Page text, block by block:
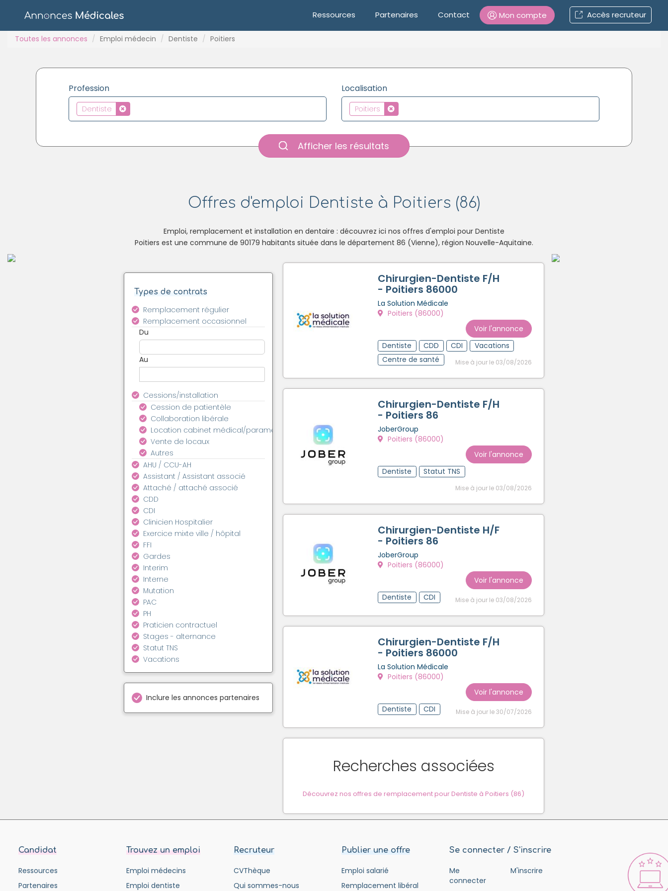
Ressources Partenaires Contact Mon compte Accès recruteur
Mot de passe oublié ?
Toutes les annonces Emploi médecin Dentiste Poitiers
Profession
Dentiste
Localisation
Poitiers
Afficher les résultats
Offres d'emploi Dentiste à Poitiers (86)
Emploi, remplacement et installation en dentaire : découvrez ici nos offres d'emploi pour Dentiste
Poitiers est une commune de 90179 habitants située dans le département 86 (Vienne), région Nouvelle-Aquitaine.
Types de contrats
Remplacement régulier
Remplacement occasionnel
Du
Au
Cessions/installation
Cession de patientèle
Collaboration libérale
Location cabinet médical/paramédical
Vente de locaux
Autres
AHU / CCU-AH
Assistant / Assistant associé
Attaché / attaché associé
CDD
CDI
Clinicien Hospitalier
Exercice mixte ville / hôpital
FFI
Gardes
Interim
Interne
Mutation
PAC
PH
Praticien contractuel
Stages - alternance
Statut TNS
Vacations
Inclure les annonces partenaires
Chirurgien-Dentiste F/H
- Poitiers 86000
La Solution Médicale
Poitiers (86000)
Voir l'annonce
Dentiste
CDD CDI
Vacations
Centre de santé
Mise à jour le 03/08/2026
Chirurgien-Dentiste F/H
- Poitiers 86
JoberGroup
Poitiers (86000)
Voir l'annonce
Dentiste
Statut TNS
Mise à jour le 03/08/2026
Chirurgien-Dentiste H/F
- Poitiers 86
JoberGroup
Poitiers (86000)
Voir l'annonce
Dentiste
CDI Mise à jour le 03/08/2026
Chirurgien-Dentiste F/H
- Poitiers 86000
La Solution Médicale
Poitiers (86000)
Voir l'annonce
Dentiste
CDI Mise à jour le 30/07/2026
Recherches associées
Découvrez nos offres de remplacement pour Dentiste à Poitiers (86)
Candidat
Ressources
Partenaires
Trouvez un emploi
Emploi médecins
Emploi dentiste
Recruteur
CVThèque
Qui sommes-nous
Publier une offre
Emploi salarié
Remplacement libéral
Se connecter / S'inscrire
Me
connecter
M'inscrire